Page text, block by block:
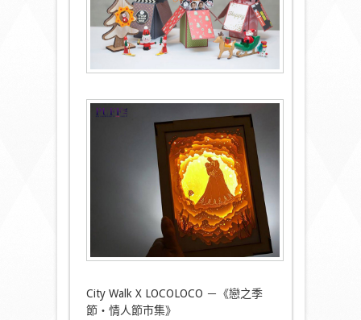
City Walk X LOCOLOCO －《戀之季
節・情人節市集》